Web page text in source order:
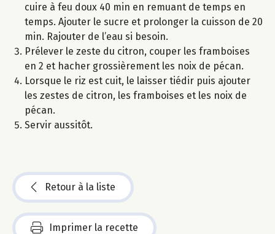
cuire à feu doux 40 min en remuant de temps en
temps. Ajouter le sucre et prolonger la cuisson de 20
min. Rajouter de l’eau si besoin.
Prélever le zeste du citron, couper les framboises
en 2 et hacher grossièrement les noix de pécan.
Lorsque le riz est cuit, le laisser tiédir puis ajouter
les zestes de citron, les framboises et les noix de
pécan.
Servir aussitôt.
Retour à la liste
Imprimer la recette